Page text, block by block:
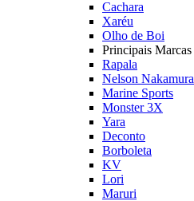
Cachara
Xaréu
Olho de Boi
Principais Marcas
Rapala
Nelson Nakamura
Marine Sports
Monster 3X
Yara
Deconto
Borboleta
KV
Lori
Maruri